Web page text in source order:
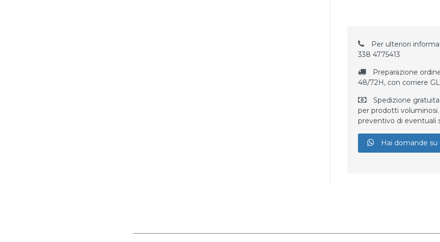
Per ulteriori
338 4775413
Preparazione
48/72H, con corriere
Spedizione
per prodotti
preventivo di eventuali
Hai domande